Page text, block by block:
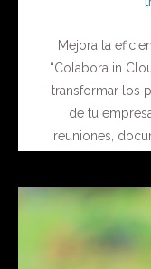
Mejora la
“Colabora in
transformar los
de tu
reuniones,